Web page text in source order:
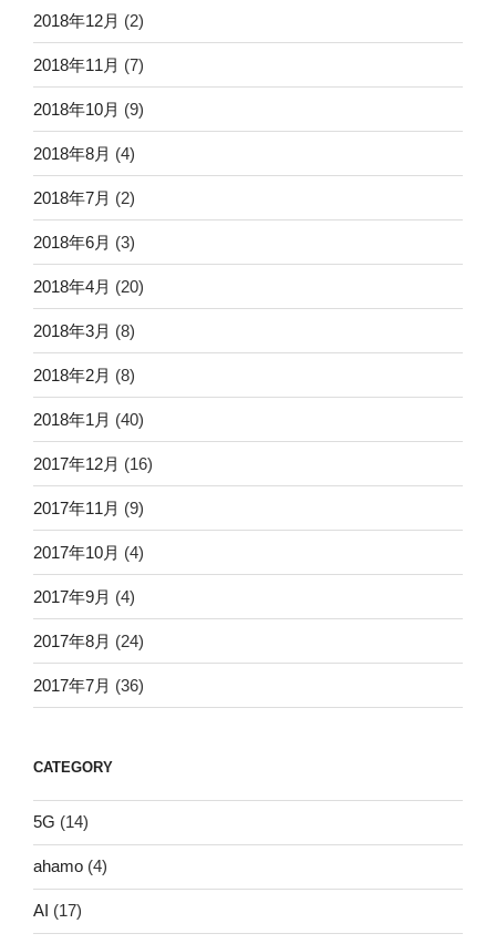
2018年12月 (2)
2018年11月 (7)
2018年10月 (9)
2018年8月 (4)
2018年7月 (2)
2018年6月 (3)
2018年4月 (20)
2018年3月 (8)
2018年2月 (8)
2018年1月 (40)
2017年12月 (16)
2017年11月 (9)
2017年10月 (4)
2017年9月 (4)
2017年8月 (24)
2017年7月 (36)
CATEGORY
5G (14)
ahamo (4)
AI (17)